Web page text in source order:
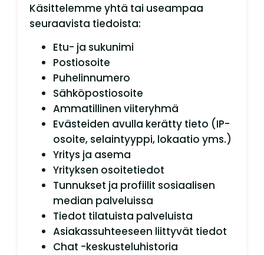
Käsittelemme yhtä tai useampaa
seuraavista tiedoista:
Etu- ja sukunimi
Postiosoite
Puhelinnumero
Sähköpostiosoite
Ammatillinen viiteryhmä
Evästeiden avulla kerätty tieto (IP-
osoite, selaintyyppi, lokaatio yms.)
Yritys ja asema
Yrityksen osoitetiedot
Tunnukset ja profiilit sosiaalisen
median palveluissa
Tiedot tilatuista palveluista
Asiakassuhteeseen liittyvät tiedot
Chat -keskusteluhistoria